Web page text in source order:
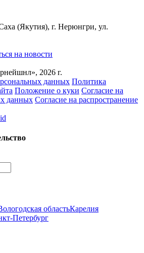
(Якутия), г. Нерюнгри, ул.
на новости
2026 г.
данных Политика
Положение о куки Согласие на
данных Согласие на распространение
областьКарелия
Петербург